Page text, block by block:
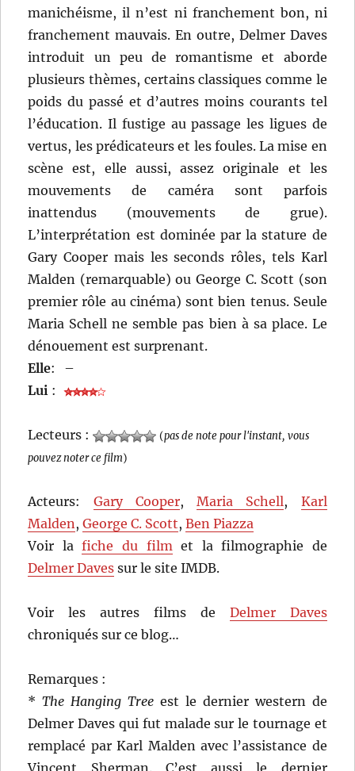
manichéisme, il n’est ni franchement bon, ni
franchement mauvais. En outre, Delmer Daves
introduit un peu de romantisme et aborde
plusieurs thèmes, certains classiques comme le
poids du passé et d’autres moins courants tel
l’éducation. Il fustige au passage les ligues de
vertus, les prédicateurs et les foules. La mise en
scène est, elle aussi, assez originale et les
mouvements de caméra sont parfois
inattendus (mouvements de grue).
L’interprétation est dominée par la stature de
Gary Cooper mais les seconds rôles, tels Karl
Malden (remarquable) ou George C. Scott (son
premier rôle au cinéma) sont bien tenus. Seule
Maria Schell ne semble pas bien à sa place. Le
dénouement est surprenant.
Elle:
–
Lui :
Lecteurs : (pas de note pour l'instant, vous
pouvez noter ce film)
Acteurs: Gary Cooper,Maria Schell, Karl
Malden,George C. Scott,Ben Piazza
Voir lafiche du filmet la filmographie de
Delmer Daves sur le site IMDB.
Voir les autres films de Delmer Daves
chroniqués sur ce blog…
Remarques :
*The Hanging Tree est le dernier western de
Delmer Daves qui fut malade sur le tournage et
remplacé par Karl Malden avec l’assistance de